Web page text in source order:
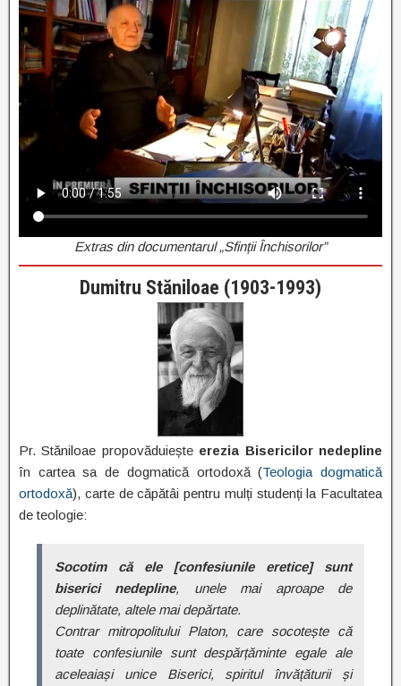
Extras din documentarul „Sfinții Închisorilor”
Dumitru Stăniloae (1903-1993)
Pr. Stăniloae propovăduiește erezia Bisericilor nedepline
în cartea sa de dogmatică ortodoxă (Teologia dogmatică
ortodoxă), carte de căpătâi pentru mulți studenți la Facultatea
de teologie:
Socotim că ele [confesiunile eretice] sunt
biserici nedepline, unele mai aproape de
deplinătate, altele mai depărtate.
Contrar mitropolitului Platon, care socotește că
toate confesiunile sunt despărțăminte egale ale
aceleaiași unice Biserici, spiritul învățăturii și